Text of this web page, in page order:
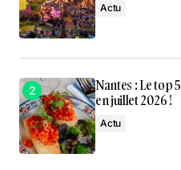
Actu
Nantes : Le top
en juillet 2026 !
Actu